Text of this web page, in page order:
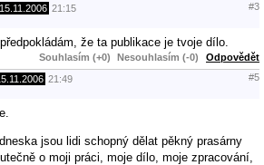
15.11.2006 21:15 #3
že ta publikace je tvoje dílo.
Souhlasím (+0) Nesouhlasím (-0) Odpovědět
21:49 #5
jsou lidi schopný dělat pěkný prasárny
o moji práci, moje dílo, moje zpracování,